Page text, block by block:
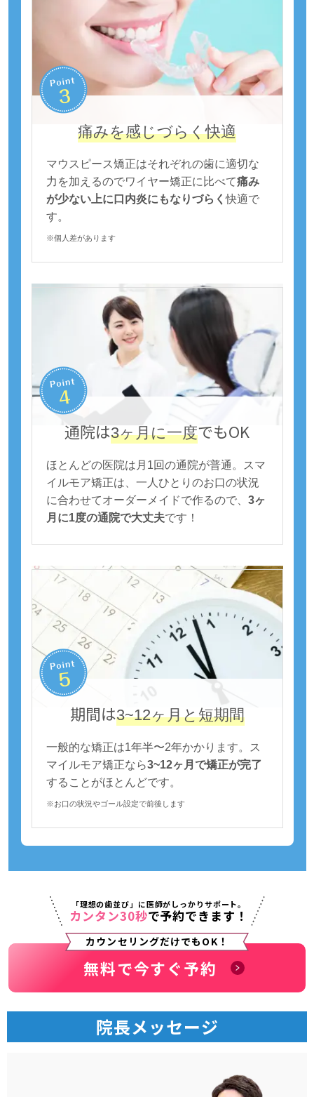
痛みを感じづらく快適
マウスピース矯正はそれぞれの歯に適切な
力を加えるのでワイヤー矯正に比べて痛み
が少ない上に口内炎にもなりづらく快適で
す。
※個人差があります
通院は3ヶ月に一度でもOK
ほとんどの医院は月1回の通院が普通。スマ
イルモア矯正は、一人ひとりのお口の状況
に合わせてオーダーメイドで作るので、 3ヶ
月に1度の通院で大丈夫です！
期間は3~12ヶ月と短期間
一般的な矯正は1年半〜2年かかります。ス
マイルモア矯正なら3~12ヶ月で矯正が完了
することがほとんどです。
※お口の状況やゴール設定で前後します
「理想の歯並び」に医師がしっかりサポート。
カンタン30秒で予約できます！
カウンセリングだけでもOK！
無料で今すぐ予約
院長メッセージ